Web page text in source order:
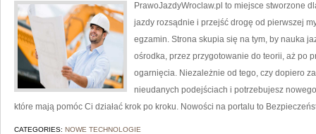
PrawoJazdyWroclaw.pl to miejsce stworzone
jazdy rozsądnie i przejść drogę od pierwszej
egzamin. Strona skupia się na tym, by nauka
ośrodka, przez przygotowanie do teorii, aż po
ogarnięcia. Niezależnie od tego, czy dopiero
nieudanych podejściach i potrzebujesz
które mają pomóc Ci działać krok po kroku. Nowości na portalu to
CATEGORIES: NOWE TECHNOLOGIE